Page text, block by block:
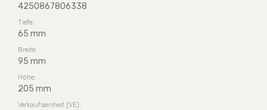
4250867806338
Tiefe:
65 mm
Breite:
95 mm
Höhe:
205 mm
Verkaufseinheit (VE):